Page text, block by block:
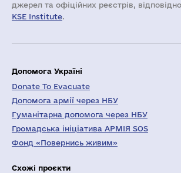
джерел та офіційних реєстрів,
KSE Institute.
Допомога Україні
Donate To Evacuate
Допомога армії через НБУ
Гуманітарна допомога через НБУ
Громадська ініціатива АРМІЯ SOS
Фонд «Повернись живим»
Схожі проєкти